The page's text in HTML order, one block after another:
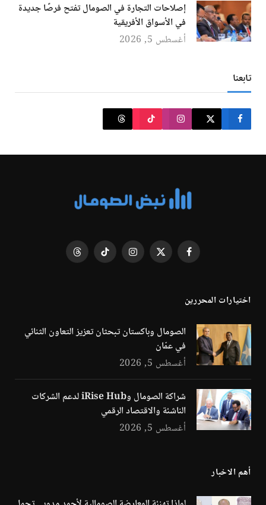
إصلاحات التجارة في الصومال تفتح فرصًا جديدة
في الأسواق الأفريقية
أغسطس 5, 2026
تابعنا
فيسبوك X
الانستغرامتيكتوك Threads
اختيارات المحررين
الصومال وباكستان تبحثان تعزيز التعاون الثنائي
في عمّان
أغسطس 5, 2026
شراكة الصومال وiRise Hub لدعم الشركات
الناشئة والاقتصاد الرقمي
أغسطس 5, 2026
أهم الاخبار